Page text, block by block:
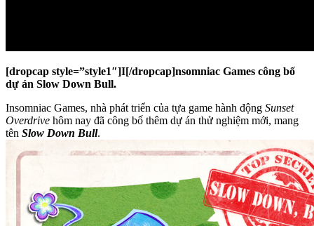
[dropcap style=”style1″]I[/dropcap]nsomniac Games công bố
dự án Slow Down Bull.
Insomniac Games, nhà phát triển của tựa game hành động Sunset
Overdrive hôm nay đã công bố thêm dự án thử nghiệm mới, mang
tên Slow Down Bull.